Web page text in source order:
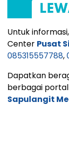
Untuk
Center Pusat
085315557788,
Dapatkan
berbagai
Sapulangit